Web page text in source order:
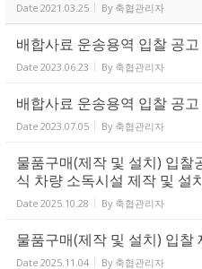
Date 2021.03.25 By 축협관리자
배합사료 운송용역 입찰 공고
Date 2023.06.23 By 축협관리자
배합사료 운송용역 입찰 공고
Date 2023.07.05 By 축협관리자
물품구매(제작 및 설치) 입찰
식 차량 소독시설 제작 및 설
Date 2025.10.28 By 축협관리자
물품구매(제작 및 설치) 입찰
Date 2025.11.04 By 축협관리자